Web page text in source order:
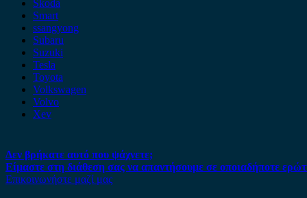
Skoda
Smart
ssangyong
Subaru
Suzuki
Tesla
Toyota
Volkswagen
Volvo
Xev
Δεν βρήκατε αυτό που ψάχνετε;
Είμαστε στη διάθεση σας να απαντήσουμε σε οποιαδήποτε
Επικοινωνήστε μαζί μας